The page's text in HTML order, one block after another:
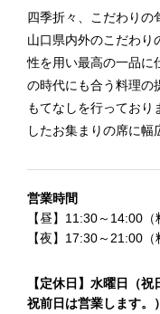
四季折々、こだわりの
山口県内外のこだわり
性を用い最高の一品に
の時代にも合う料理の
もてなしを行っており
したお集まりの席に幅
営業時間
【昼】11:30～14:00（
【夜】17:30～21:00
【定休日】水曜日（
祝前日は営業します。）